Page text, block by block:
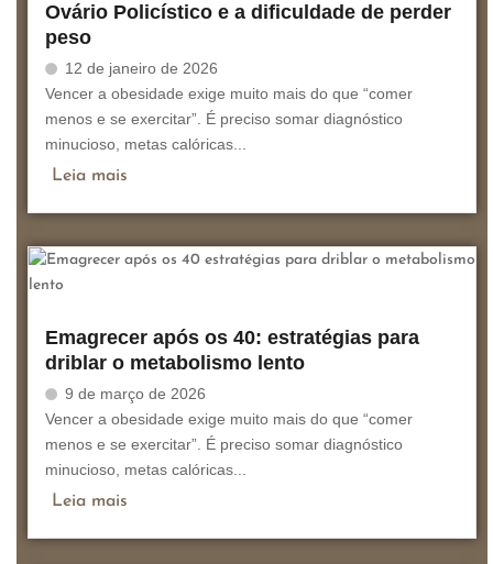
Ovário Policístico e a dificuldade de perder
peso
12 de janeiro de 2026
Vencer a obesidade exige muito mais do que “comer
menos e se exercitar”. É preciso somar diagnóstico
minucioso, metas calóricas...
Leia mais
Emagrecer após os 40: estratégias para
driblar o metabolismo lento
9 de março de 2026
Vencer a obesidade exige muito mais do que “comer
menos e se exercitar”. É preciso somar diagnóstico
minucioso, metas calóricas...
Leia mais